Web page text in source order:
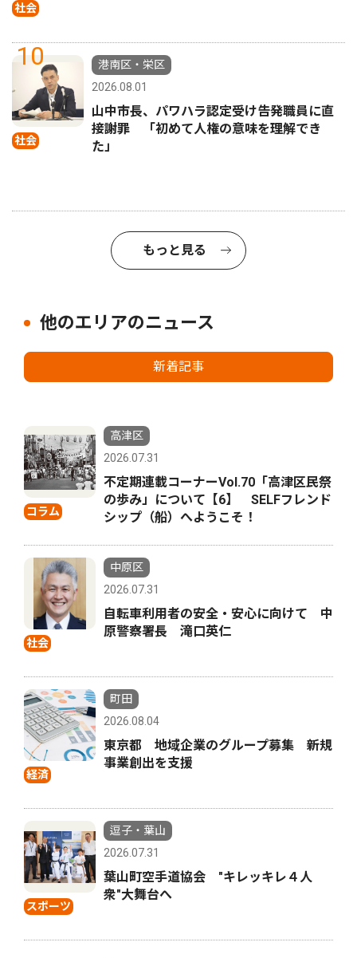
社会
10
社会
港南区・栄区
2026.08.01
山中市長、パワハラ認定受け告発職員に直
接謝罪 「初めて人権の意味を理解でき
た」
もっと見る
他のエリアのニュース
新着記事
コラム
高津区
2026.07.31
不定期連載コーナーVol.70「高津区民祭
の歩み」について【6】 SELFフレンド
シップ（船）へようこそ！
社会
中原区
2026.07.31
自転車利用者の安全・安心に向けて 中
原警察署長 滝口英仁
経済
町田
2026.08.04
東京都 地域企業のグループ募集 新規
事業創出を支援
スポーツ
逗子・葉山
2026.07.31
葉山町空手道協会 "キレッキレ４人
衆"大舞台へ